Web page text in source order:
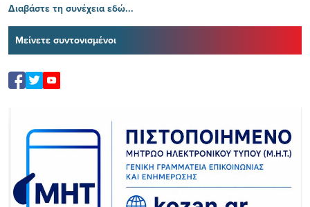
Διαβάστε τη συνέχεια εδώ...
Μείνετε συντονισμένοι